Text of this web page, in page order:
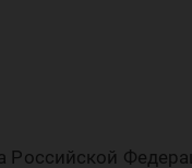
Российской